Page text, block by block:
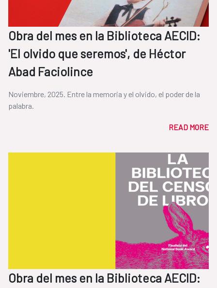
Obra del mes en la Biblioteca AECID:
'El olvido que seremos', de Héctor
Abad Faciolince
Noviembre, 2025. Entre la memoria y el olvido, el poder de la
palabra.
READ MORE
Obra del mes en la Biblioteca AECID: